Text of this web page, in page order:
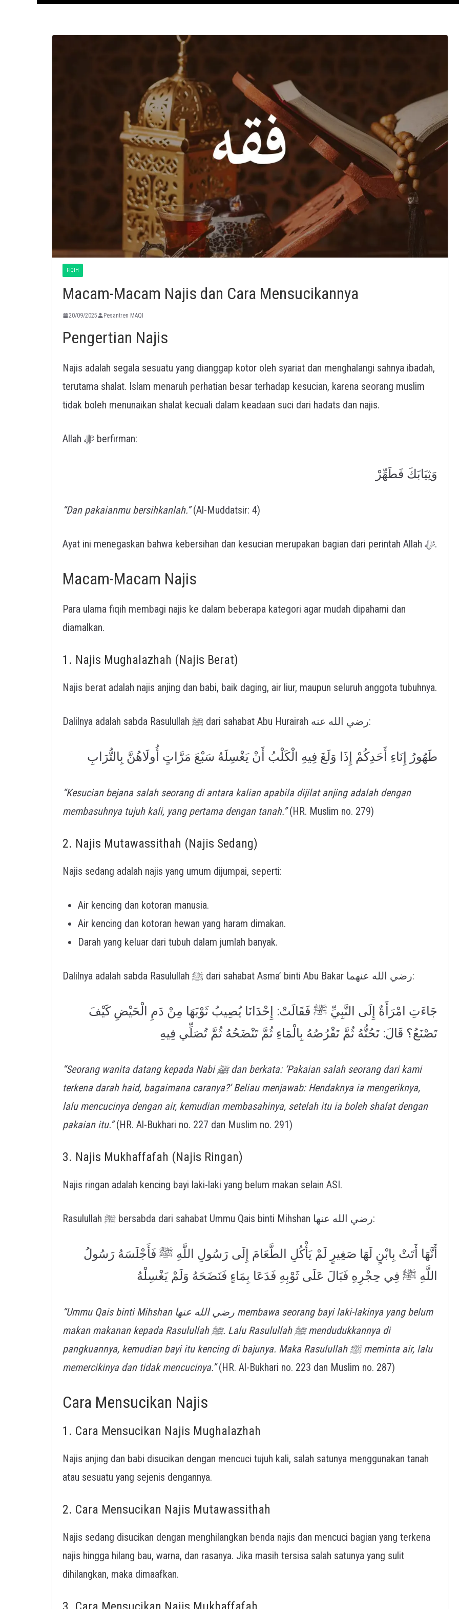
FIQIH
Macam-Macam Najis dan Cara Mensucikannya
20/09/2025 Pesantren MAQI
Pengertian Najis
Najis adalah segala sesuatu yang dianggap kotor oleh syariat dan menghalangi sahnya ibadah,
terutama shalat. Islam menaruh perhatian besar terhadap kesucian, karena seorang muslim
tidak boleh menunaikan shalat kecuali dalam keadaan suci dari hadats dan najis.
Allah ﷻ berfirman:
وَثِيَابَكَ فَطَهِّرْ
“Dan pakaianmu bersihkanlah.”(Al-Muddatsir: 4)
Ayat ini menegaskan bahwa kebersihan dan kesucian merupakan bagian dari perintah Allah ﷻ.
Macam-Macam Najis
Para ulama fiqih membagi najis ke dalam beberapa kategori agar mudah dipahami dan
diamalkan.
1. Najis Mughalazhah (Najis Berat)
Najis berat adalah najis anjing dan babi, baik daging, air liur, maupun seluruh anggota tubuhnya.
Dalilnya adalah sabda Rasulullah ﷺ dari sahabat Abu Hurairah رضي الله عنه:
طَهُورُ إِنَاءِ أَحَدِكُمْ إِذَا وَلَغَ فِيهِ الْكَلْبُ أَنْ يَغْسِلَهُ سَبْعَ مَرَّاتٍ أُولَاهُنَّ بِالتُّرَابِ
“Kesucian bejana salah seorang di antara kalian apabila dijilat anjing adalah dengan
membasuhnya tujuh kali, yang pertama dengan tanah.”(HR. Muslim no. 279)
2. Najis Mutawassithah (Najis Sedang)
Najis sedang adalah najis yang umum dijumpai, seperti:
Air kencing dan kotoran manusia.
Air kencing dan kotoran hewan yang haram dimakan.
Darah yang keluar dari tubuh dalam jumlah banyak.
Dalilnya adalah sabda Rasulullah ﷺ dari sahabat Asma’ binti Abu Bakar رضي الله عنهما:
جَاءَتِ امْرَأَةٌ إِلَى النَّبِيِّ ﷺ فَقَالَتْ: إِحْدَانَا يُصِيبُ ثَوْبَهَا مِنْ دَمِ الْحَيْضِ كَيْفَ
تَصْنَعُ؟ قَالَ: تَحُتُّهُ ثُمَّ تَقْرُصُهُ بِالْمَاءِ ثُمَّ تَنْضَحُهُ ثُمَّ تُصَلِّي فِيهِ
“Seorang wanita datang kepada Nabi ﷺ dan berkata: ‘Pakaian salah seorang dari kami
terkena darah haid, bagaimana caranya?’ Beliau menjawab: Hendaknya ia mengeriknya,
lalu mencucinya dengan air, kemudian membasahinya, setelah itu ia boleh shalat dengan
pakaian itu.”(HR. Al-Bukhari no. 227 dan Muslim no. 291)
3. Najis Mukhaffafah (Najis Ringan)
Najis ringan adalah kencing bayi laki-laki yang belum makan selain ASI.
Rasulullah ﷺ bersabda dari sahabat Ummu Qais binti Mihshan رضي الله عنها:
أَنَّهَا أَتَتْ بِابْنٍ لَهَا صَغِيرٍ لَمْ يَأْكُلِ الطَّعَامَ إِلَى رَسُولِ اللَّهِ ﷺ فَأَجْلَسَهُ رَسُولُ
اللَّهِ ﷺ فِي حِجْرِهِ فَبَالَ عَلَى ثَوْبِهِ فَدَعَا بِمَاءٍ فَنَضَحَهُ وَلَمْ يَغْسِلْهُ
“Ummu Qais binti Mihshan رضي الله عنها membawa seorang bayi laki-lakinya yang belum
makan makanan kepada Rasulullah ﷺ. Lalu Rasulullah ﷺ mendudukkannya di
pangkuannya, kemudian bayi itu kencing di bajunya. Maka Rasulullah ﷺ meminta air, lalu
memercikinya dan tidak mencucinya.”(HR. Al-Bukhari no. 223 dan Muslim no. 287)
Cara Mensucikan Najis
1. Cara Mensucikan Najis Mughalazhah
Najis anjing dan babi disucikan dengan mencuci tujuh kali, salah satunya menggunakan tanah
atau sesuatu yang sejenis dengannya.
2. Cara Mensucikan Najis Mutawassithah
Najis sedang disucikan dengan menghilangkan benda najis dan mencuci bagian yang terkena
najis hingga hilang bau, warna, dan rasanya. Jika masih tersisa salah satunya yang sulit
dihilangkan, maka dimaafkan.